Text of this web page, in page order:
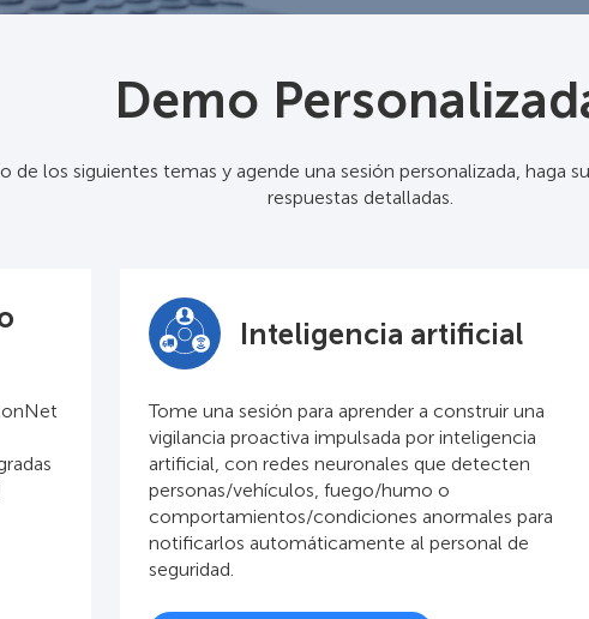
Demo
de los siguientes temas y agende una sesión personalizada, haga
respuestas detalladas.
Inteligencia artificial
Tome una sesión para aprender a construir una
vigilancia proactiva impulsada por inteligencia
artificial, con redes neuronales que detecten
personas/vehículos, fuego/humo o
comportamientos/condiciones anormales para
notificarlos automáticamente al personal de
seguridad.